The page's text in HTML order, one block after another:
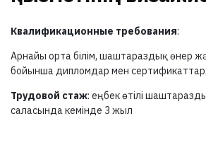
Квалификационные требования:
Арнайы орта білім, шаштараздық өнер
бойынша дипломдар мен
Трудовой стаж: еңбек өтілі
саласында кемінде 3 жыл